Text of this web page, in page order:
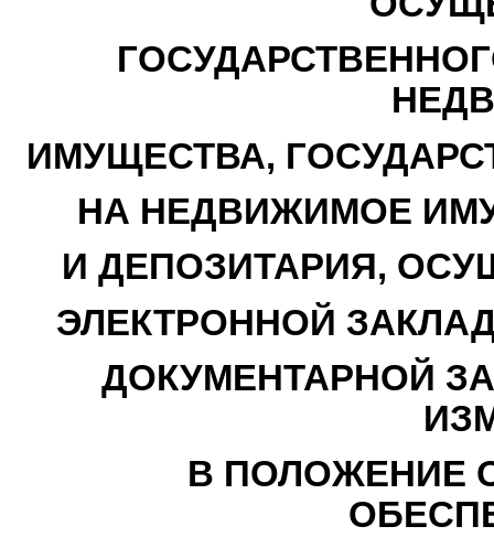
ИМУЩЕСТВА,
НА НЕДВИЖИМОЕ
И ДЕПОЗИТАРИЯ,
ЭЛЕКТРОННОЙ
ДОКУМЕНТАРНОЙ
В ПОЛОЖЕНИЕ